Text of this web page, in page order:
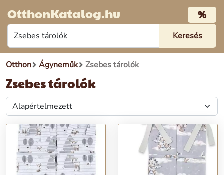
OtthonKatalog.hu %
Otthon Ágyneműk Zsebes tárolók
Zsebes tárolók